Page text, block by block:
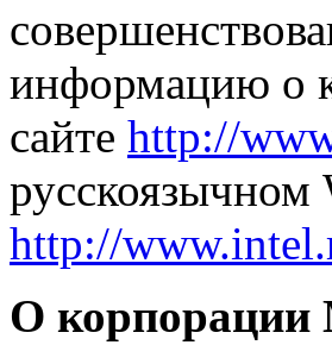
информацию о
сайте http://
русскоязычном
http://
О корпорации